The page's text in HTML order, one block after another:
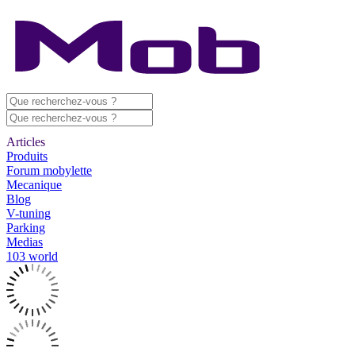
Articles
Produits
Forum mobylette
Mecanique
Blog
V-tuning
Parking
Medias
103 world